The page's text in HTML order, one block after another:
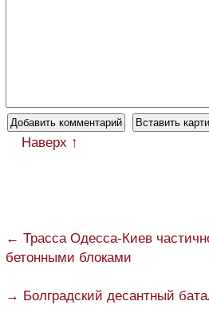
Наверх ↑
← Трасса Одесса-Киев
бетонными блоками
→ Болградский десантный